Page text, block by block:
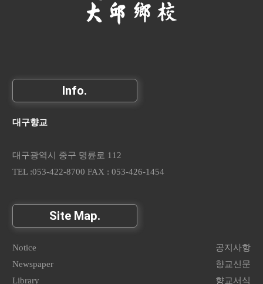
Info.
대구향교
대구광역시 중구 명륜로 112
TEL :053-422-8700 FAX : 053-426-1454
Site Map.
Notice
공지사항
Newspaper
향교신문
Library
향교서식